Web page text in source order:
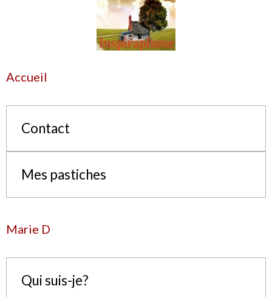
Accueil
Contact
Mes pastiches
Marie D
Qui suis-je?